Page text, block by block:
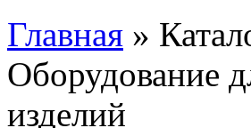
Главная »
Оборудование
изделий